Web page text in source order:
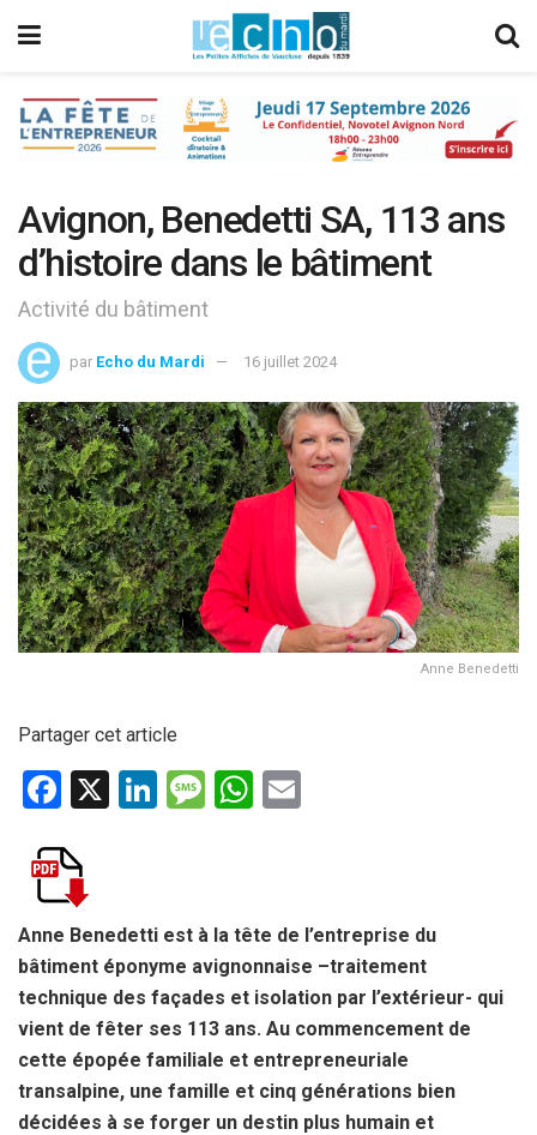
Avignon, Benedetti SA, 113 ans
d’histoire dans le bâtiment
Activité du bâtiment
par Echo du Mardi 16 juillet 2024
Anne Benedetti
Partager cet article
F
ce
b
o
o
k
X
Li
n
M
g
e
W
A
p
p
Anne Benedetti est à la tête de l’entreprise du
bâtiment éponyme avignonnaise –traitement
technique des façades et isolation par l’extérieur- qui
vient de fêter ses 113 ans. Au commencement de
cette épopée familiale et entrepreneuriale
transalpine, une famille et cinq générations bien
décidées à se forger un destin plus humain et